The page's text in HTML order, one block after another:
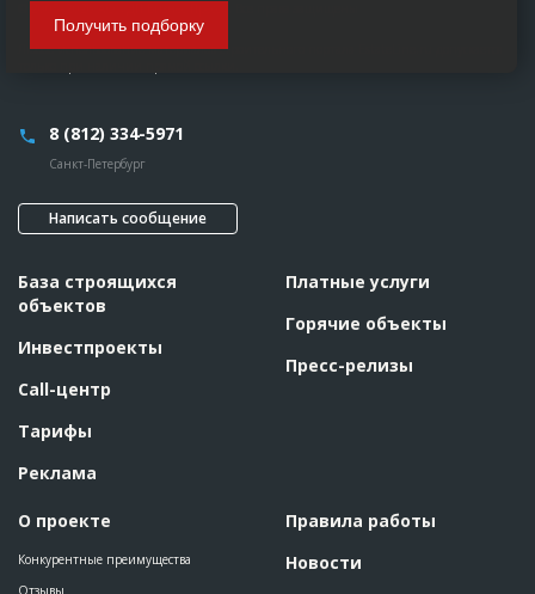
Любое использование материалов строительного портала EstateLine.ru допускается
8 (812) 334-5971
Санкт-Петербург
Написать сообщение
База строящихся
объектов
Инвестпроекты
Call-центр
Тарифы
Реклама
О проекте
Конкурентные преимущества
Отзывы
Платные услуги
Горячие объекты
Пресс-релизы
Правила работы
Новости
Получить подборку